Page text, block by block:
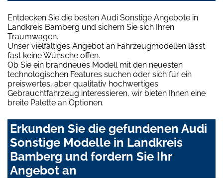
Entdecken Sie die besten Audi Sonstige Angebote in
Landkreis Bamberg und sichern Sie sich Ihren
Traumwagen.
Unser vielfältiges Angebot an Fahrzeugmodellen lässt
fast keine Wünsche offen.
Ob Sie ein brandneues Modell mit den neuesten
technologischen Features suchen oder sich für ein
preiswertes, aber qualitativ hochwertiges
Gebrauchtfahrzeug interessieren, wir bieten Ihnen eine
breite Palette an Optionen.
Erkunden Sie die gefundenen Audi
Sonstige Modelle in Landkreis
Bamberg und fordern Sie Ihr
Angebot an